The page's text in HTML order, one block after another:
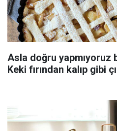
Asla doğru yapmıyoruz
Keki fırından kalıp gibi